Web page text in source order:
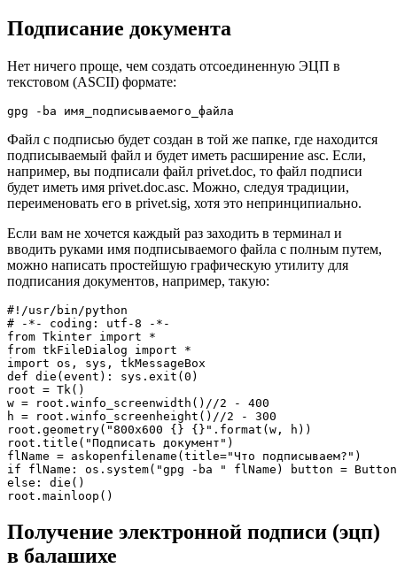
Подписание документа
Нет ничего проще, чем создать отсоединенную ЭЦП в
текстовом (ASCII) формате:
gpg -ba имя_подписываемого_файла
Файл с подписью будет создан в той же папке, где находится
подписываемый файл и будет иметь расширение asc. Если,
например, вы подписали файл privet.doc, то файл подписи
будет иметь имя privet.doc.asc. Можно, следуя традиции,
переименовать его в privet.sig, хотя это непринципиально.
Если вам не хочется каждый раз заходить в терминал и
вводить руками имя подписываемого файла с полным путем,
можно написать простейшую графическую утилиту для
подписания документов, например, такую:
#!/usr/bin/python
# -*- coding: utf-8 -*-
from Tkinter import *
from tkFileDialog import *
import os, sys, tkMessageBox
def die(event): sys.exit(0)
root = Tk()
w = root.winfo_screenwidth()//2 - 400
h = root.winfo_screenheight()//2 - 300
root.geometry("800x600 {} {}".format(w, h))
root.title("Подписать документ")
flName = askopenfilename(title="Что подписываем?")
if flName: os.system("gpg -ba " flName) button =
else: die()
root.mainloop()
Получение электронной подписи (эцп)
в балашихе